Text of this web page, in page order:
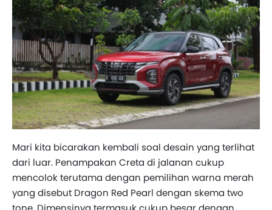
Mari kita bicarakan kembali soal desain yang terlihat
dari luar. Penampakan Creta di jalanan cukup
mencolok terutama dengan pemilihan warna merah
yang disebut Dragon Red Pearl dengan skema two